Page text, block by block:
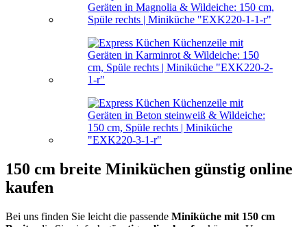
150 cm breite Miniküchen günstig online
kaufen
Bei uns finden Sie leicht die passende Miniküche mit 150 cm